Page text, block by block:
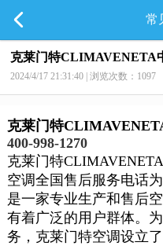
常
克莱门特CLIMAVENETA
2024/4/17 21:31:40 | 浏览次数：1097
克莱门特
400-998-1270
克莱门特CLIMAVENETA
空调全国售后服务电话
是一家专业生产和售后
有着广泛的用户群体。
务，克莱门特空调设立